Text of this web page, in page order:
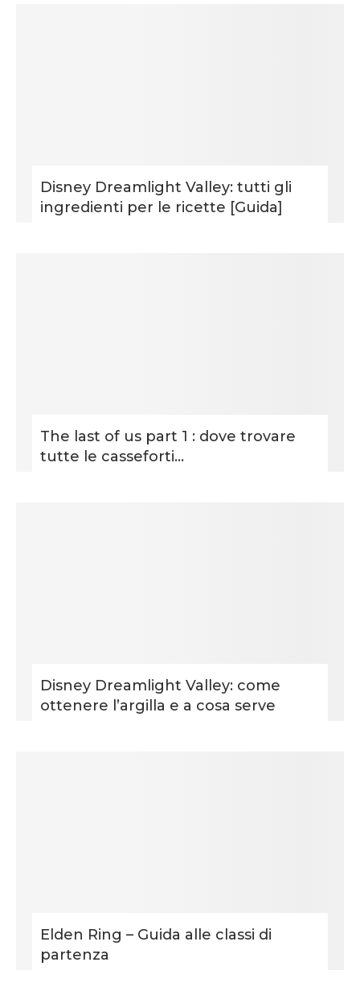
Disney Dreamlight Valley: tutti gli
ingredienti per le ricette [Guida]
The last of us part 1 : dove trovare
tutte le casseforti...
Disney Dreamlight Valley: come
ottenere l’argilla e a cosa serve
Elden Ring – Guida alle classi di
partenza